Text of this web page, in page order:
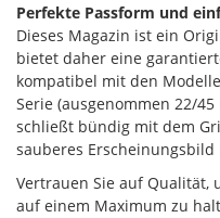
Perfekte Passform und
Dieses Magazin ist ein
bietet daher eine
kompatibel mit den
Serie (ausgenommen 22/
schließt bündig mit dem
sauberes Erscheinungsbild
Vertrauen Sie auf Qualität,
auf einem Maximum zu